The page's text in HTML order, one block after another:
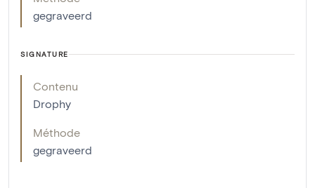
gegraveerd
SIGNATURE
Contenu
Drophy
Méthode
gegraveerd